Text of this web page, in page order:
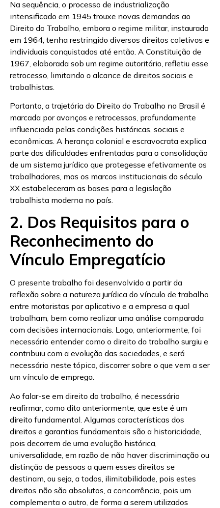
Na sequência, o processo de industrialização
intensificado em 1945 trouxe novas demandas ao
Direito do Trabalho, embora o regime militar, instaurado
em 1964, tenha restringido diversos direitos coletivos e
individuais conquistados até então. A Constituição de
1967, elaborada sob um regime autoritário, refletiu esse
retrocesso, limitando o alcance de direitos sociais e
trabalhistas.
Portanto, a trajetória do Direito do Trabalho no Brasil é
marcada por avanços e retrocessos, profundamente
influenciada pelas condições históricas, sociais e
econômicas. A herança colonial e escravocrata explica
parte das dificuldades enfrentadas para a consolidação
de um sistema jurídico que protegesse efetivamente os
trabalhadores, mas os marcos institucionais do século
XX estabeleceram as bases para a legislação
trabalhista moderna no país.
2. Dos Requisitos para o
Reconhecimento do
Vínculo Empregatício
O presente trabalho foi desenvolvido a partir da
reflexão sobre a natureza jurídica do vínculo de trabalho
entre motoristas por aplicativo e a empresa a qual
trabalham, bem como realizar uma análise comparada
com decisões internacionais. Logo, anteriormente, foi
necessário entender como o direito do trabalho surgiu e
contribuiu com a evolução das sociedades, e será
necessário neste tópico, discorrer sobre o que vem a ser
um vínculo de emprego.
Ao falar-se em direito do trabalho, é necessário
reafirmar, como dito anteriormente, que este é um
direito fundamental. Algumas características dos
direitos e garantias fundamentais são a historicidade,
pois decorrem de uma evolução histórica,
universalidade, em razão de não haver discriminação ou
distinção de pessoas a quem esses direitos se
destinam, ou seja, a todos, ilimitabilidade, pois estes
direitos não são absolutos, a concorrência, pois um
complementa o outro, de forma a serem utilizados